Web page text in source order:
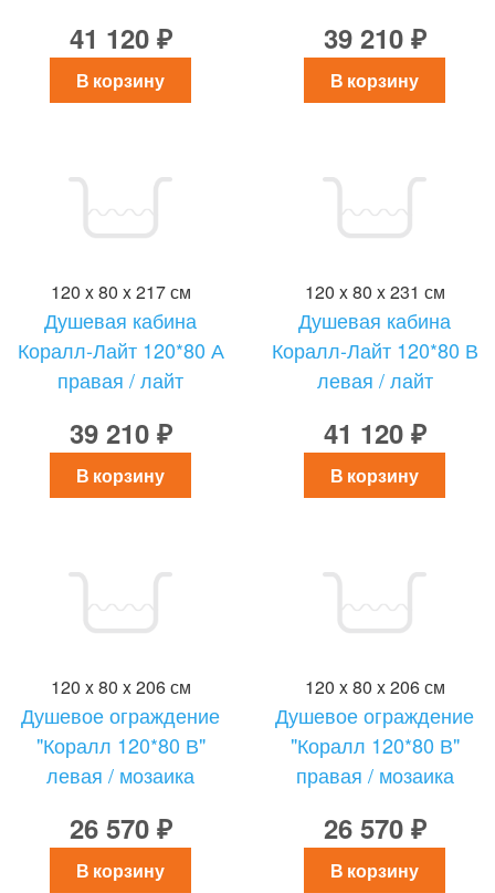
41 120 ₽
В корзину
39 210 ₽
В корзину
120 x 80 x 217 см
Душевая кабина
Коралл-Лайт 120*80 А
правая / лайт
39 210 ₽
В корзину
120 x 80 x 231 см
Душевая кабина
Коралл-Лайт 120*80 В
левая / лайт
41 120 ₽
В корзину
120 x 80 x 206 см
Душевое ограждение
"Коралл 120*80 В"
левая / мозаика
26 570 ₽
В корзину
120 x 80 x 206 см
Душевое ограждение
"Коралл 120*80 В"
правая / мозаика
26 570 ₽
В корзину